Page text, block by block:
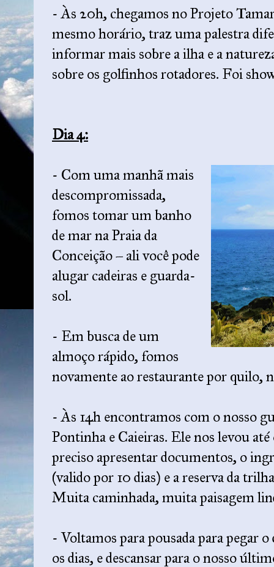
- Às 20h, chegamos no Projeto
mesmo horário, traz uma palestra
informar mais sobre a ilha e a
sobre os golfinhos rotadores. Foi
Dia 4:
- Com uma manhã mais
descompromissada,
fomos tomar um banho
de mar na Praia da
Conceição – ali você pode
alugar cadeiras e guarda-
sol.
- Em busca de um
almoço rápido, fomos
novamente ao restaurante por quilo,
- Às 14h encontramos com o nosso
Pontinha e Caieiras. Ele nos levou
preciso apresentar documentos, o
(valido por 10 dias) e a reserva da
Muita caminhada, muita paisagem
- Voltamos para pousada para pegar
os dias, e descansar para o nosso